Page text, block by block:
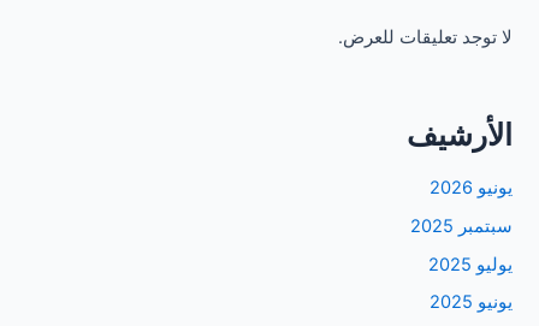
لا توجد تعليقات للعرض.
الأرشيف
يونيو 2026
سبتمبر 2025
يوليو 2025
يونيو 2025